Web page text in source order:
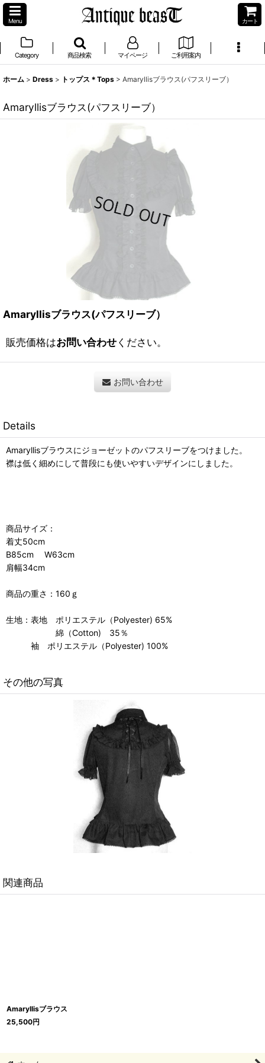
Menu カート
Category 商品検索 マイページ ご利用案内
ホーム > Dress > トップス＊Tops > Amaryllisブラウス(パフスリーブ）
Amaryllisブラウス(パフスリーブ）
Amaryllisブラウス(パフスリーブ）
販売価格はお問い合わせください。
お問い合わせ
Details
Amaryllisブラウスにジョーゼットのパフスリーブをつけました。
襟は低く細めにして普段にも使いやすいデザインにしました。
商品サイズ：
着丈50cm
B85cm W63cm
肩幅34cm
商品の重さ：160ｇ
生地：表地 ポリエステル（Polyester) 65%
綿（Cotton) 35％
袖 ポリエステル（Polyester) 100%
その他の写真
関連商品
Amaryllisブラウス
25,500円